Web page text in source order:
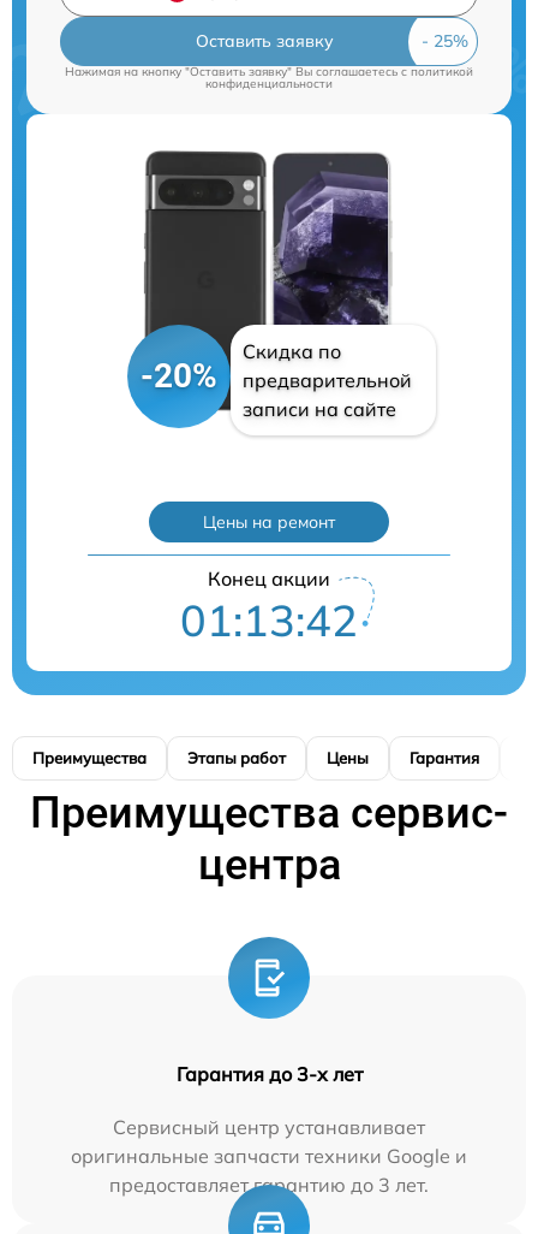
Оставить заявку
Нажимая на кнопку "Оставить заявку" Вы соглашаетесь c политикой
конфиденциальности
-20%
Скидка по
предварительной
записи на сайте
Цены на ремонт
Конец акции
01:13:40
Преимущества Этапы работ Цены Гарантия
Преимущества сервис-
центра
Гарантия до 3-х лет
Сервисный центр устанавливает
оригинальные запчасти техники Google и
предоставляет гарантию до 3 лет.